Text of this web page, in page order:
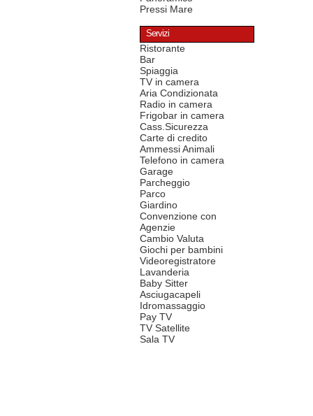
Pressi Mare
Servizi
Ristorante
Bar
Spiaggia
TV in camera
Aria Condizionata
Radio in camera
Frigobar in camera
Cass.Sicurezza
Carte di credito
Ammessi Animali
Telefono in camera
Garage
Parcheggio
Parco
Giardino
Convenzione con
Agenzie
Cambio Valuta
Giochi per bambini
Videoregistratore
Lavanderia
Baby Sitter
Asciugacapeli
Idromassaggio
Pay TV
TV Satellite
Sala TV